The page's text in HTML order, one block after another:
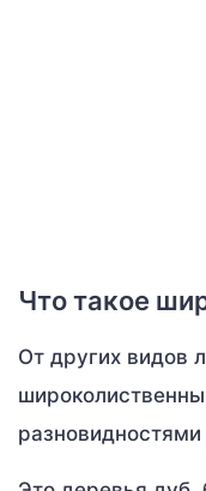
Что такое
От других видов